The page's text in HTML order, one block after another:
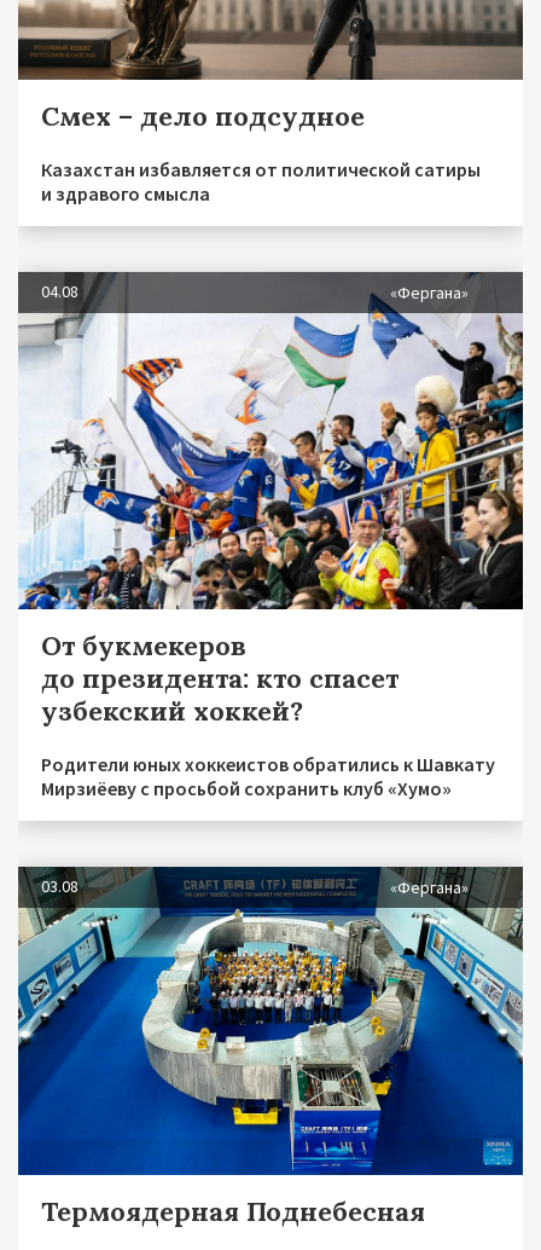
Смех – дело подсудное
Казахстан избавляется от политической сатиры
и здравого смысла
04.08 «Фергана»
От букмекеров
до президента: кто спасет
узбекский хоккей?
Родители юных хоккеистов обратились к Шавкату
Мирзиёеву с просьбой сохранить клуб «Хумо»
03.08 «Фергана»
Термоядерная Поднебесная